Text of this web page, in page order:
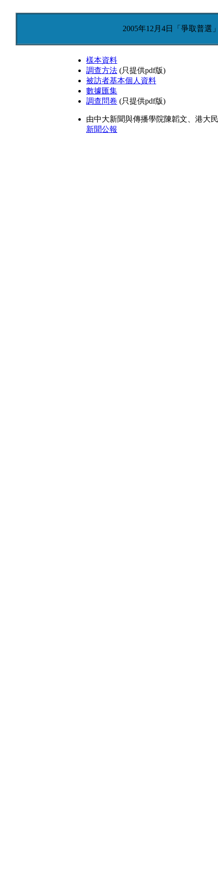
2005年12月4日「爭取普選
樣本資料
調查方法 (只提供pdf版)
被訪者基本個人資料
數據匯集
調查問卷 (只提供pdf版)
由中大新聞與傳播學院陳韜文、港大
新聞公報